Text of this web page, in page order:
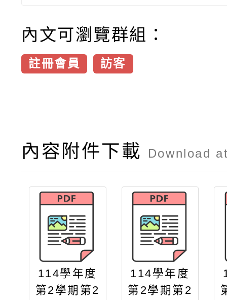
內文可瀏覽群組：
註冊會員 訪客
內容附件下載 Download
114學年度
第2學期第2
114學年度
第2學期第2